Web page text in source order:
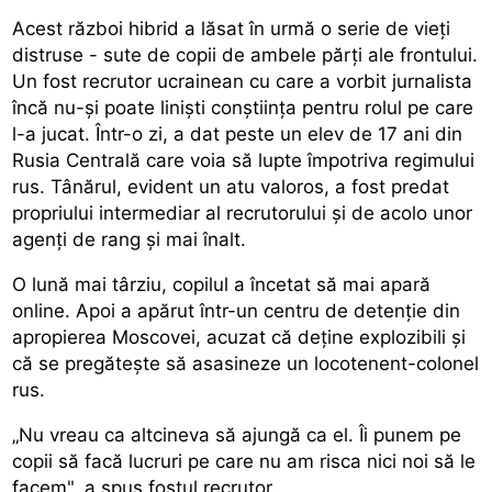
Acest război hibrid a lăsat în urmă o serie de vieți
distruse - sute de copii de ambele părți ale frontului.
Un fost recrutor ucrainean cu care a vorbit jurnalista
încă nu-și poate liniști conștiința pentru rolul pe care
l-a jucat. Într-o zi, a dat peste un elev de 17 ani din
Rusia Centrală care voia să lupte împotriva regimului
rus. Tânărul, evident un atu valoros, a fost predat
propriului intermediar al recrutorului și de acolo unor
agenți de rang și mai înalt.
O lună mai târziu, copilul a încetat să mai apară
online. Apoi a apărut într-un centru de detenție din
apropierea Moscovei, acuzat că deține explozibili și
că se pregătește să asasineze un locotenent-colonel
rus.
„Nu vreau ca altcineva să ajungă ca el. Îi punem pe
copii să facă lucruri pe care nu am risca nici noi să le
facem", a spus fostul recrutor.